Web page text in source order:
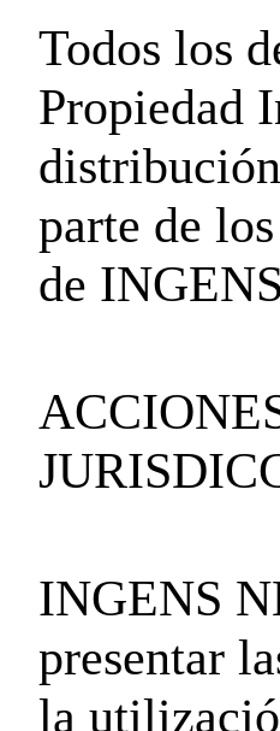
Todos los
Propiedad
parte de
de
INGENS
presentar
la